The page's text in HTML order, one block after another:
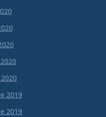
2019
2019